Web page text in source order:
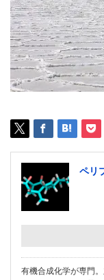
ペリ
有機合成化学が専門